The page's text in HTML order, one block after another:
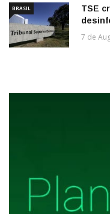
BRASIL
TSE
7 de